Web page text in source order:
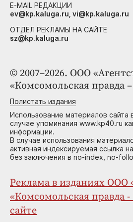
© 2007–2026. ООО
«Комсомольская правда –
Полистать издания
Использование материалов сайта
случае упоминания www.kp40.ru
информации.
В случае использования
активная индексируемая ссылка
без заключения в no-index, no-
Реклама в изданиях ООО
«Комсомольская правда -
сайте
E-MAIL РЕДАКЦИИ
ev@kp.kaluga.ru, vi@kp.kaluga.ru
ОТДЕЛ РЕКЛАМЫ НА САЙТЕ
sz@kp.kaluga.ru